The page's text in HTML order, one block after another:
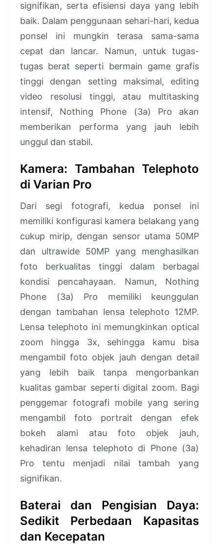
signifikan, serta efisiensi daya yang lebih
baik. Dalam penggunaan sehari-hari, kedua
ponsel ini mungkin terasa sama-sama
cepat dan lancar. Namun, untuk tugas-
tugas berat seperti bermain game grafis
tinggi dengan setting maksimal, editing
video resolusi tinggi, atau multitasking
intensif, Nothing Phone (3a) Pro akan
memberikan performa yang jauh lebih
unggul dan stabil.
Kamera: Tambahan Telephoto
di Varian Pro
Dari segi fotografi, kedua ponsel ini
memiliki konfigurasi kamera belakang yang
cukup mirip, dengan sensor utama 50MP
dan ultrawide 50MP yang menghasilkan
foto berkualitas tinggi dalam berbagai
kondisi pencahayaan. Namun, Nothing
Phone (3a) Pro memiliki keunggulan
dengan tambahan lensa telephoto 12MP.
Lensa telephoto ini memungkinkan optical
zoom hingga 3x, sehingga kamu bisa
mengambil foto objek jauh dengan detail
yang lebih baik tanpa mengorbankan
kualitas gambar seperti digital zoom. Bagi
penggemar fotografi mobile yang sering
mengambil foto portrait dengan efek
bokeh alami atau foto objek jauh,
kehadiran lensa telephoto di Phone (3a)
Pro tentu menjadi nilai tambah yang
signifikan.
Baterai dan Pengisian Daya:
Sedikit Perbedaan Kapasitas
dan Kecepatan